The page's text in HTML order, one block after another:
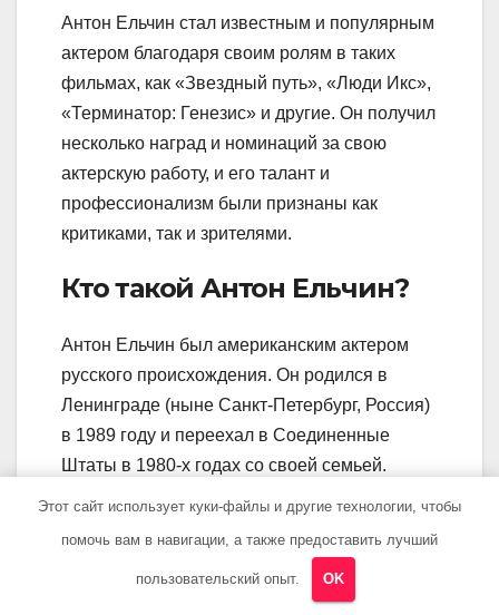
Антон Ельчин стал известным и популярным
актером благодаря своим ролям в таких
фильмах, как «Звездный путь», «Люди Икс»,
«Терминатор: Генезис» и другие. Он получил
несколько наград и номинаций за свою
актерскую работу, и его талант и
профессионализм были признаны как
критиками, так и зрителями.
Кто такой Антон Ельчин?
Антон Ельчин был американским актером
русского происхождения. Он родился в
Ленинграде (ныне Санкт-Петербург, Россия)
в 1989 году и переехал в Соединенные
Штаты в 1980-х годах со своей семьей.
ролями в фильмах «Звездные войны:
Эпизод 7 – Пробуждение силы» и «Часы».
Этот сайт использует куки-файлы и другие технологии, чтобы
помочь вам в навигации, а также предоставить лучший
пользовательский опыт. OK